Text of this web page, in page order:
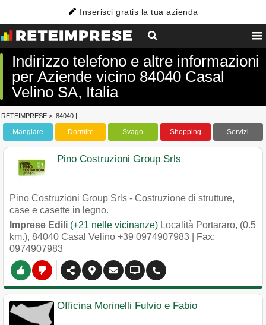
Inserisci gratis la tua azienda
Indirizzo telefono e altre informazioni
per Aziende vicino 84040 Casal
Velino SA, Italia
RETEIMPRESE > 84040 |
Mangiare Dormire Svago Shopping Servizi
Pino Costruzioni Group Srls
Pino Costruzioni Group Srls - Costruzione di strutture,
case e casette in legno.
Imprese Edili (+21 nelle vicinanze) Località Portararo, (0.5
km.), 84040 Casal Velino +39 0974907983 | Fax:
0974907983
Officina Morinelli Fulvio e Fabio